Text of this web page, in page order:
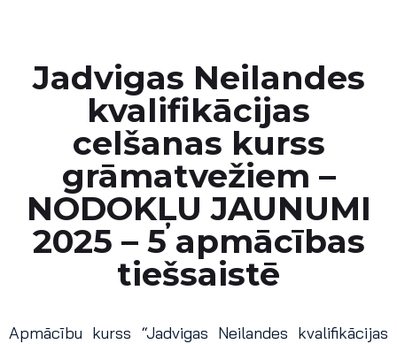
Jadvigas Neilandes
kvalifikācijas
celšanas kurss
grāmatvežiem –
NODOKĻU JAUNUMI
2025 – 5 apmācības
tiešsaistē
Apmācību kurss “Jadvigas Neilandes kvalifikācijas